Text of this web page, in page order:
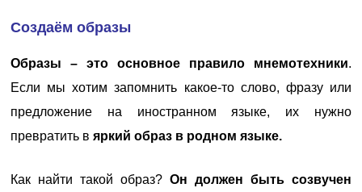
Создаём образы
Образы – это основное правило мнемотехники.
Если мы хотим запомнить какое-то слово, фразу или
предложение на иностранном языке, их нужно
превратить вяркий образ в родном языке.
Как найти такой образ? Он должен быть созвучен